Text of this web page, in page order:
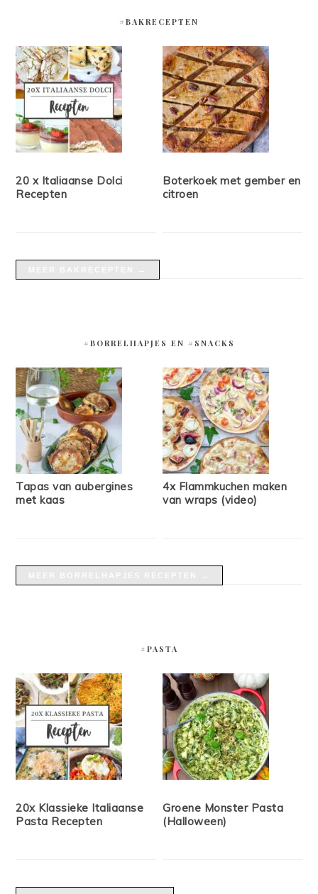
#BAKRECEPTEN
20 x Italiaanse Dolci
Recepten
Boterkoek met gember en
citroen
#BORRELHAPJES EN #SNACKS
Tapas van aubergines
met kaas
4x Flammkuchen maken
van wraps (video)
#PASTA
20x Klassieke Italiaanse
Pasta Recepten
Groene Monster Pasta
(Halloween)